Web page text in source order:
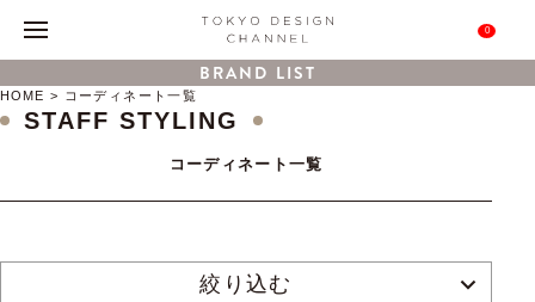
0
BRAND LIST
HOME コーディネート一覧
STAFF STYLING
コーディネート一覧
絞り込む